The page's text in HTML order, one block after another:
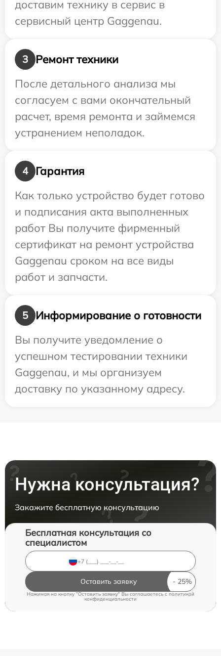
доставим технику в сервис в
сервисный центр Gaggenau.
3
Ремонт техники
После детального анализа мы
согласуем с вами окончательный
расчет, время ремонта и займемся
устранением неполадок.
4
Гарантия
Как только устройство будет готово
и подписания акта выполненных
работ Вы получите фирменный
сертификат на ремонт устройства
Gaggenau сроком на все виды
работ и запчасти.
5
Информирование о готовности
Вы получите уведомление о
успешном тестировании техники
Gaggenau, и мы организуем
доставку по указанному адресу.
Нужна консультация?
Закажите бесплатную консультацию
Бесплатная консультация со
специалистом
Оставить заявку
Нажимая на кнопку "Оставить заявку" Вы соглашаетесь cполитикой
конфиденциальности